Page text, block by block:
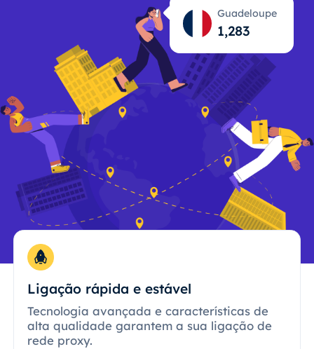
Guadeloupe
1,284
Ligação rápida e estável
Tecnologia avançada e características de
alta qualidade garantem a sua ligação de
rede proxy.